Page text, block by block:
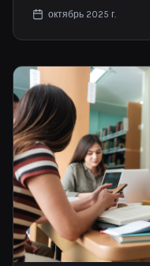
октябрь 2025 г.